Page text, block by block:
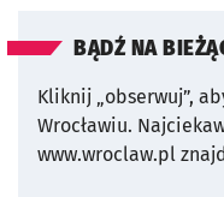
BĄDŹ NA
Kliknij „obserwuj”,
Wrocławiu.
www.wroclaw.pl